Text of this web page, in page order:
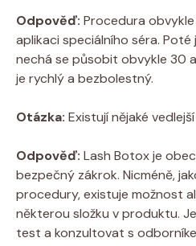
Odpověď: Procedura
aplikaci speciálního séra. Poté
nechá se působit obvykle 30
je rychlý a bezbolestný.
Otázka: Existují nějaké
Odpověď: Lash Botox je
bezpečný zákrok. Nicméně,
procedury, existuje možnost
některou složku v produktu.
test a konzultovat s